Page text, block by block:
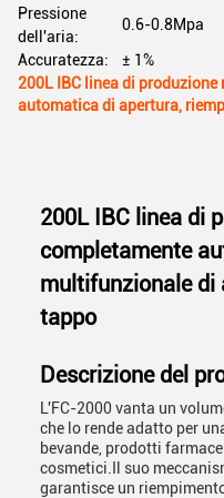
Pressione
dell'aria:
0.6-0.8Mpa
Accuratezza:
± 1%
200L IBC linea di
automatica di apertura,
200L IBC linea di
completamente
multifunzionale di
tappo
Descrizione del
L'FC-2000 vanta un
che lo rende adatto per
bevande, prodotti
cosmetici.Il suo
garantisce un